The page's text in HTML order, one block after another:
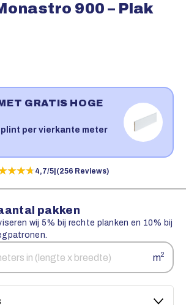
900 – Plak
GRATIS HOGE
plint per vierkante meter
4,7/5 (256 Reviews)
pakken
wij 5% bij rechte planken en 10% bij
m2